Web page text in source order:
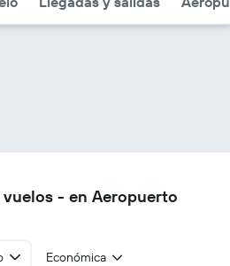
- en Aeropuerto
Económica